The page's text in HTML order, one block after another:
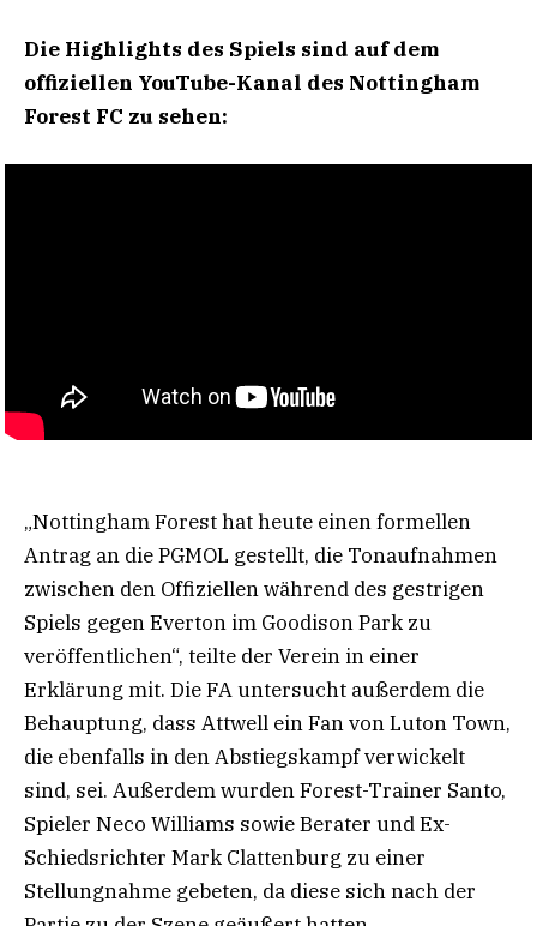
Die Highlights des Spiels sind auf dem
offiziellen YouTube-Kanal des Nottingham
Forest FC zu sehen:
„Nottingham Forest hat heute einen formellen
Antrag an die PGMOL gestellt, die Tonaufnahmen
zwischen den Offiziellen während des gestrigen
Spiels gegen Everton im Goodison Park zu
veröffentlichen“, teilte der Verein in einer
Erklärung mit. Die FA untersucht außerdem die
Behauptung, dass Attwell ein Fan von Luton Town,
die ebenfalls in den Abstiegskampf verwickelt
sind, sei. Außerdem wurden Forest-Trainer Santo,
Spieler Neco Williams sowie Berater und Ex-
Schiedsrichter Mark Clattenburg zu einer
Stellungnahme gebeten, da diese sich nach der